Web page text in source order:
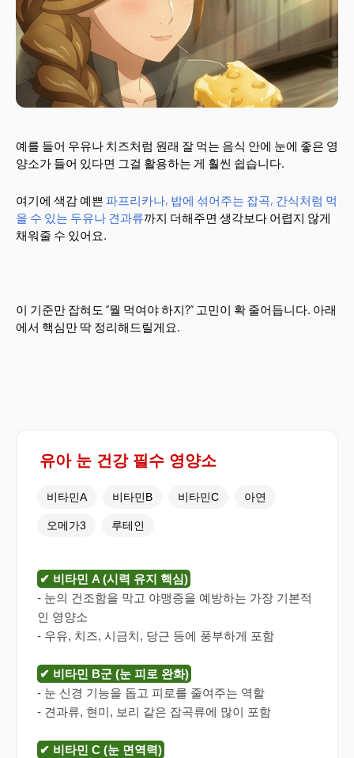
예를 들어 우유나 치즈처럼 원래 잘 먹는 음식 안에 눈에 좋은 영
양소가 들어 있다면 그걸 활용하는 게 훨씬 쉽습니다.
여기에 색감 예쁜 파프리카나, 밥에 섞어주는 잡곡, 간식처럼 먹
을 수 있는 두유나 견과류까지 더해주면 생각보다 어렵지 않게
채워줄 수 있어요.
이 기준만 잡혀도 “뭘 먹여야 하지?” 고민이 확 줄어듭니다. 아래
에서 핵심만 딱 정리해드릴게요.
유아 눈 건강 필수 영양소
비타민A 비타민B 비타민C 아연
오메가3 루테인
✔ 비타민 A (시력 유지 핵심)
- 눈의 건조함을 막고 야맹증을 예방하는 가장 기본적
인 영양소
- 우유, 치즈, 시금치, 당근 등에 풍부하게 포함
✔ 비타민 B군 (눈 피로 완화)
- 눈 신경 기능을 돕고 피로를 줄여주는 역할
- 견과류, 현미, 보리 같은 잡곡류에 많이 포함
✔ 비타민 C (눈 면역력)